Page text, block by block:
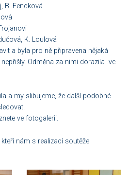
Fencková
K. Loulová
a byla pro ně připravena nějaká
Odměna za nimi dorazila ve
a my slibujeme, že další podobné
ve fotogalerii.
kteří nám s realizací soutěže